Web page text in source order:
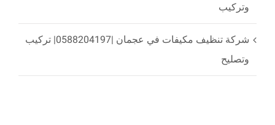
وتركيب
شركة تنظيف مكيفات في عجمان |0588204197| تركيب
وتصليح